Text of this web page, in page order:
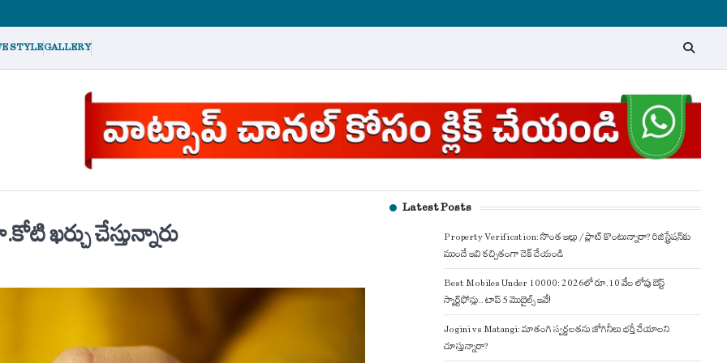
STYLEGALLERY
ఖర్చు చేస్తున్నారు
Latest Posts
Property Verification: సొంత ఇల్లు / ప్లాట్ కొంటున్నారా? రిజిస్ట్రేషన్‌కు
ముందే ఇవి కచ్చితంగా చెక్ చేయండి
Best Mobiles Under 10000: 2026లో రూ.10 వేల లోపు బెస్ట్
స్మార్ట్‌ఫోన్లు.. టాప్ 5 మొబైల్స్ ఇవే!
Jogini vs Matangi: మాతంగి స్వర్ణలతను జోగినీలు భర్తీ చేయాలని
చూస్తున్నారా?